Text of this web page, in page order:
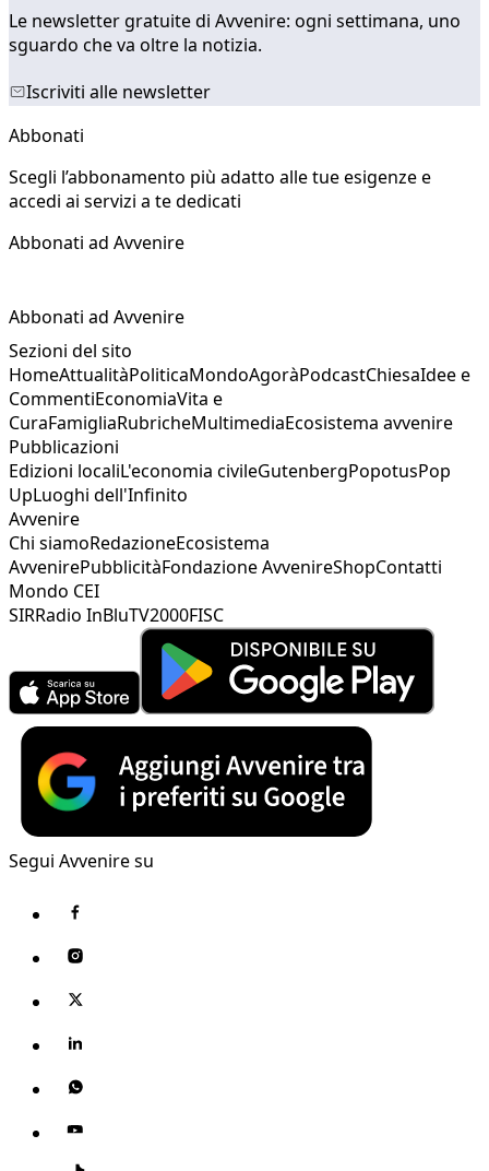
Le newsletter gratuite di Avvenire: ogni settimana, uno
sguardo che va oltre la notizia.
Iscriviti alle newsletter
Abbonati
Scegli l’abbonamento più adatto alle tue esigenze e
accedi ai servizi a te dedicati
Abbonati ad Avvenire
Abbonati ad Avvenire
Sezioni del sito
HomeAttualitàPoliticaMondoAgoràPodcastChiesaIdee e
CommentiEconomiaVita e
CuraFamigliaRubricheMultimediaEcosistema avvenire
Pubblicazioni
Edizioni localiL'economia civileGutenbergPopotusPop
UpLuoghi dell'Infinito
Avvenire
Chi siamoRedazioneEcosistema
AvvenirePubblicitàFondazione AvvenireShopContatti
Mondo CEI
SIRRadio InBluTV2000FISC
Segui Avvenire su